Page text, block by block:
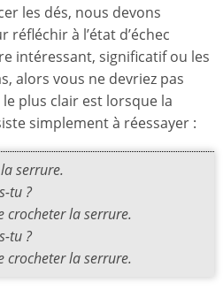
les dés, nous devons
à l’état d’échec
intéressant, significatif ou les
alors vous ne devriez pas
le plus clair est lorsque la
simplement à réessayer :
serrure.
tu ?
crocheter la serrure.
tu ?
crocheter la serrure.